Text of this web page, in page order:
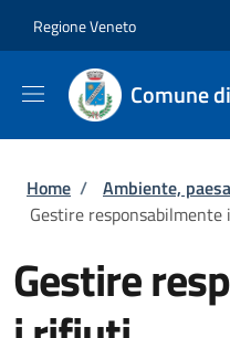
Regione Veneto
Comune
Briciole di
Home / Ambiente,
Gestire
Gestire